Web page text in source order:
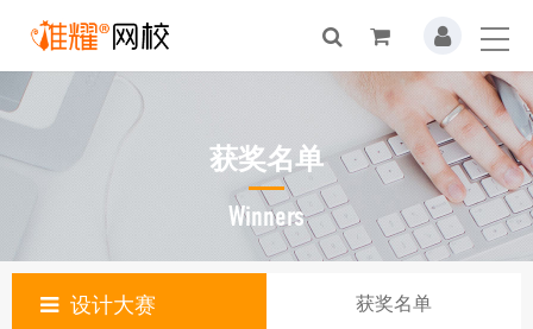
获奖名单
Winners
设计大赛 获奖名单